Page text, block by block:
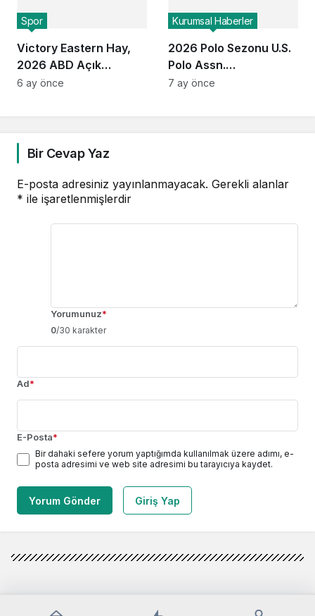
Victory Eastern Hay,
2026 ABD Açık
Kadınlar Polo
Spor
6 ay önce
2026 Polo Sezonu U.S.
Polo Assn.
Sponsorluğunda
Kurumsal Haberler
7 ay önce
Bir Cevap Yaz
E-posta adresiniz yayınlanmayacak. Gerekli alanlar
* ile işaretlenmişlerdir
Yorumunuz*
0/30 karakter
Ad*
E-Posta*
Bir dahaki sefere yorum yaptığımda kullanılmak üzere adımı, e-
posta adresimi ve web site adresimi bu tarayıcıya kaydet.
Yorum Gönder Giriş Yap